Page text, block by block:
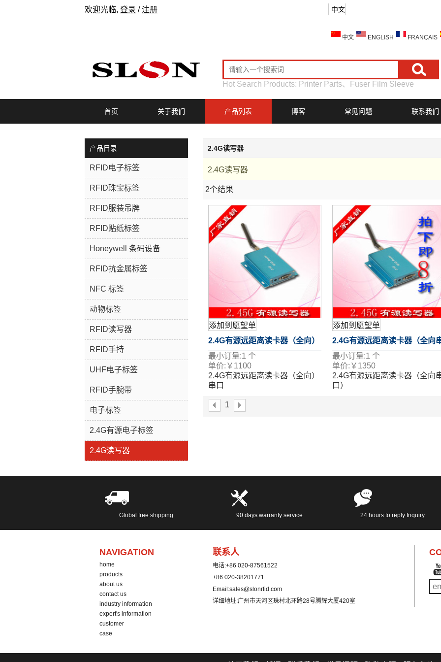
欢迎光临, 登录 / 注册 中文
中文 ENGLISH FRANÇAIS
Hot Search Products: Printer Parts、 Fuser Film Sleeve
首页 关于我们 产品列表 博客 常见问题 联系我们
产品目录
RFID电子标签
RFID珠宝标签
RFID服装吊牌
RFID贴纸标签
Honeywell 条码设备
RFID抗金属标签
NFC 标签
动物标签
RFID读写器
RFID手持
UHF电子标签
RFID手腕带
电子标签
2.4G有源电子标签
2.4G读写器
2.4G读写器
2.4G读写器
2个结果
添加到愿望单
2.4G有源远距离读卡器（全向）
串口
最小订量:1 个
单价: ￥ 1100
2.4G有源远距离读卡器（全向）
串口
添加到愿望单
2.4G有源远距离读卡器（全向
口）
最小订量:1 个
单价: ￥ 1350
2.4G有源远距离读卡器（全向
口）
1
Global free shipping 90 days warranty service 24 hours to reply Inquiry
NAVIGATION
home
products
about us
contact us
industry information
expert's information
customer
case
联系人
电话:+86 020-87561522
+86 020-38201771
Email:sales@slonrfid.com
详细地址:广州市天河区珠村北环路28号腾辉大厦420室